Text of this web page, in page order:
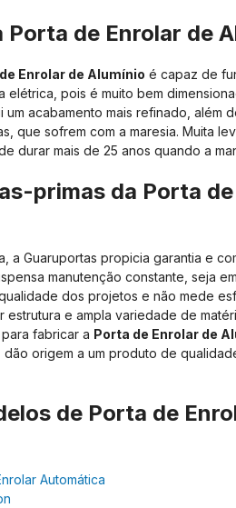
Porta de Enrolar de
Enrolar de Alumínio é capaz de
pois é muito bem
um acabamento mais refinado, além
que sofrem com a maresia. Muita
durar mais de 25 anos quando a
primas da Porta
a Guaruportas propicia garantia e
manutenção constante, seja
dos projetos e não mede
e ampla variedade de
fabricar a Porta de Enrolar de
origem a um produto de
de Porta de
Automática